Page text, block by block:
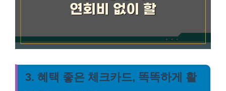
3. 혜택 좋은 체크카드, 똑똑하게 활